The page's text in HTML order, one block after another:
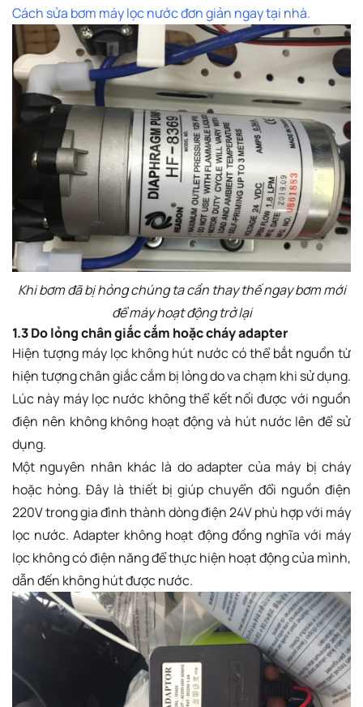
Cách sửa bơm máy lọc nước đơn giản ngay tại nhà.
Khi bơm đã bị hỏng chúng ta cần thay thế ngay bơm mới
để máy hoạt động trở lại
1.3 Do lỏng chân giắc cắm hoặc cháy adapter
Hiện tượng máy lọc không hút nước có thể bắt nguồn từ
hiện tượng chân giắc cắm bị lỏng do va chạm khi sử dụng.
Lúc này máy lọc nước không thể kết nối được với nguồn
điện nên không không hoạt động và hút nước lên để sử
dụng.
Một nguyên nhân khác là do adapter của máy bị cháy
hoặc hỏng. Đây là thiết bị giúp chuyển đổi nguồn điện
220V trong gia đình thành dòng điện 24V phù hợp với máy
lọc nước. Adapter không hoạt động đồng nghĩa với máy
lọc không có điện năng để thực hiện hoạt động của mình,
dẫn đến không hút được nước.